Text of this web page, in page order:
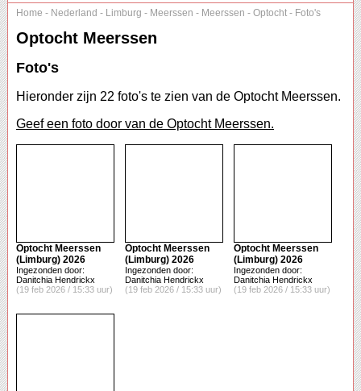
Home - Nederland - Limburg - Meerssen - Meerssen - Optocht - Foto's
Optocht Meerssen
Foto's
Hieronder zijn 22 foto's te zien van de Optocht Meerssen.
Geef een foto door van de Optocht Meerssen.
Optocht Meerssen
(Limburg) 2026
Ingezonden door:
Danitchia Hendrickx
(19 feb 2026 / 15:33 uur)
Optocht Meerssen
(Limburg) 2026
Ingezonden door:
Danitchia Hendrickx
(19 feb 2026 / 15:33 uur)
Optocht Meerssen
(Limburg) 2026
Ingezonden door:
Danitchia Hendrickx
(19 feb 2026 / 15:33 uur)